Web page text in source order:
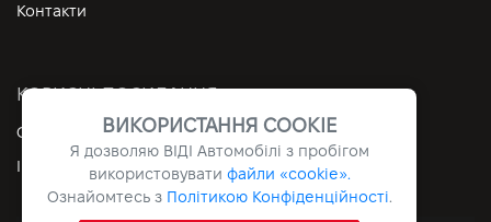
Контакти
КОРИСНІ ПОСИЛАННЯ
Особистий кабінет
Контакти
Інформація
ВИКОРИСТАННЯ COOKIE
Я дозволяю ВІДІ Автомобілі з пробігом
використовувати файли «cookie».
Ознайомтесь з Політикою Конфіденційності.